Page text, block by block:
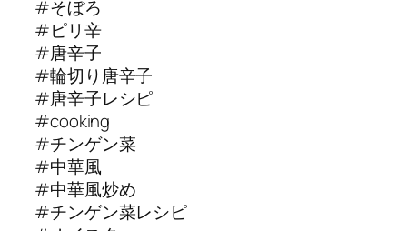
#そぼろ
#ピリ辛
#唐辛子
#輪切り唐辛子
#唐辛子レシピ
#cooking
#チンゲン菜
#中華風
#中華風炒め
#チンゲン菜レシピ